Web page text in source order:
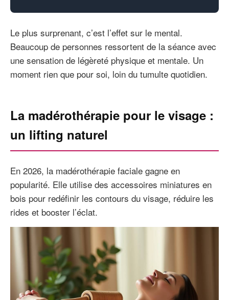
Le plus surprenant, c’est l’effet sur le mental.
Beaucoup de personnes ressortent de la séance avec
une sensation de légèreté physique et mentale. Un
moment rien que pour soi, loin du tumulte quotidien.
La madérothérapie pour le visage :
un lifting naturel
En 2026, la madérothérapie faciale gagne en
popularité. Elle utilise des accessoires miniatures en
bois pour redéfinir les contours du visage, réduire les
rides et booster l’éclat.